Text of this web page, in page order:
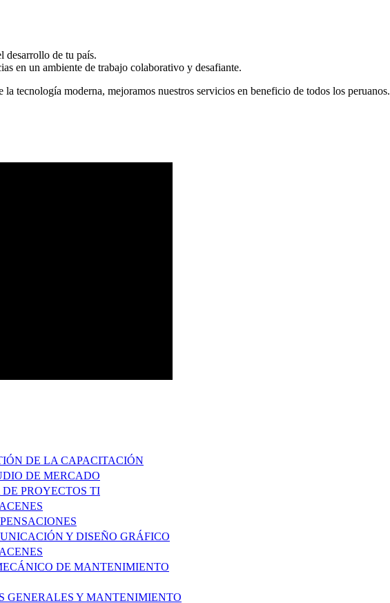
desarrollo de tu país.
en un ambiente de trabajo colaborativo y desafiante.
tecnología moderna, mejoramos nuestros servicios en beneficio de todos los peruanos.
DE LA CAPACITACIÓN
DE MERCADO
PROYECTOS TI
Y DISEÑO GRÁFICO
DE MANTENIMIENTO
GENERALES Y MANTENIMIENTO